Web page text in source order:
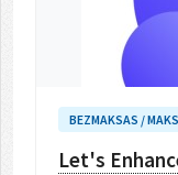
BEZMAKSAS /
Let's